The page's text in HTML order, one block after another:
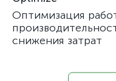
Оптимизация
снижения затрат